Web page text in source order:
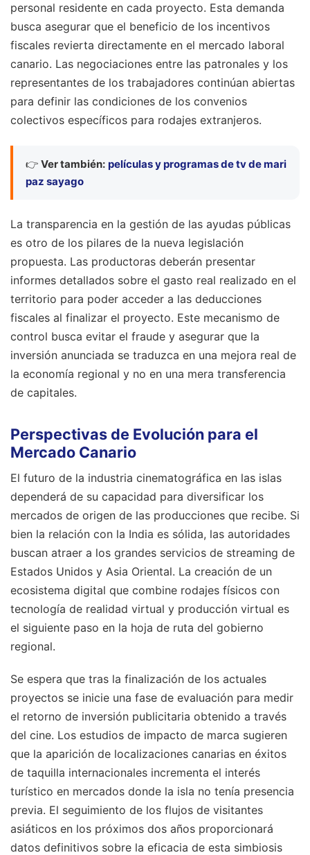
personal residente en cada proyecto. Esta demanda
busca asegurar que el beneficio de los incentivos
fiscales revierta directamente en el mercado laboral
canario. Las negociaciones entre las patronales y los
representantes de los trabajadores continúan abiertas
para definir las condiciones de los convenios
colectivos específicos para rodajes extranjeros.
👉 Ver también: películas y programas de tv de mari
paz sayago
La transparencia en la gestión de las ayudas públicas
es otro de los pilares de la nueva legislación
propuesta. Las productoras deberán presentar
informes detallados sobre el gasto real realizado en el
territorio para poder acceder a las deducciones
fiscales al finalizar el proyecto. Este mecanismo de
control busca evitar el fraude y asegurar que la
inversión anunciada se traduzca en una mejora real de
la economía regional y no en una mera transferencia
de capitales.
Perspectivas de Evolución para el
Mercado Canario
El futuro de la industria cinematográfica en las islas
dependerá de su capacidad para diversificar los
mercados de origen de las producciones que recibe. Si
bien la relación con la India es sólida, las autoridades
buscan atraer a los grandes servicios de streaming de
Estados Unidos y Asia Oriental. La creación de un
ecosistema digital que combine rodajes físicos con
tecnología de realidad virtual y producción virtual es
el siguiente paso en la hoja de ruta del gobierno
regional.
Se espera que tras la finalización de los actuales
proyectos se inicie una fase de evaluación para medir
el retorno de inversión publicitaria obtenido a través
del cine. Los estudios de impacto de marca sugieren
que la aparición de localizaciones canarias en éxitos
de taquilla internacionales incrementa el interés
turístico en mercados donde la isla no tenía presencia
previa. El seguimiento de los flujos de visitantes
asiáticos en los próximos dos años proporcionará
datos definitivos sobre la eficacia de esta simbiosis